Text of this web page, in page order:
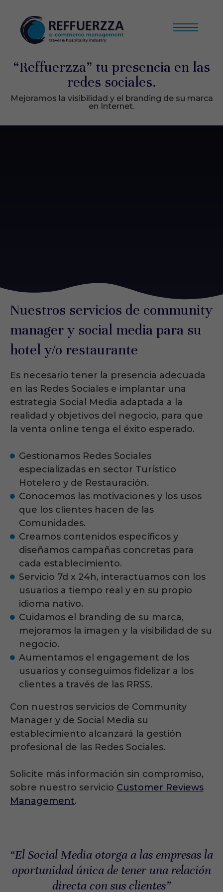
“Reffuerzza” tu presencia en las
redes sociales.
Mejoramos la visibilidad y el branding de su marca
en Internet.
Nuestros servicios de community
manager y social media para su
hotel y/o restaurante
Es necesario tener la presencia adecuada
en las Redes Sociales e implantar una
estrategia Social Media adaptada a la
realidad y objetivos del negocio, para que
la venta online tenga el éxito esperado.
Gestionamos Redes Sociales
especializadas en sector Turístico
Hotelero y de Restauración.
Conocemos las motivaciones y los usos
que los clientes hacen de las
Comunidades.
Creamos contenidos específicos y
diseñamos campañas concretas para
cada establecimiento.
Servicio 7d x 24h, interactuamos con los
usuarios a tiempo real y en su propio
idioma nativo.
Cuidamos el branding de su marca,
mejoramos la imagen y la visibilidad de su
negocio.
Aumentamos el engagement de los
usuarios y conseguimos fidelizar a los
clientes a través de las RRSS.
Con nuestros servicios de Community
Manager y de Social Media su
establecimiento alcanzará la gestión
profesional de las Redes Sociales.
Solicite más información sin compromiso,
sobre nuestro servicio Customer Reviews
Management.
“El Social Media otorga a las empresas la
oportunidad única de tener una relación
directa con sus clientes”